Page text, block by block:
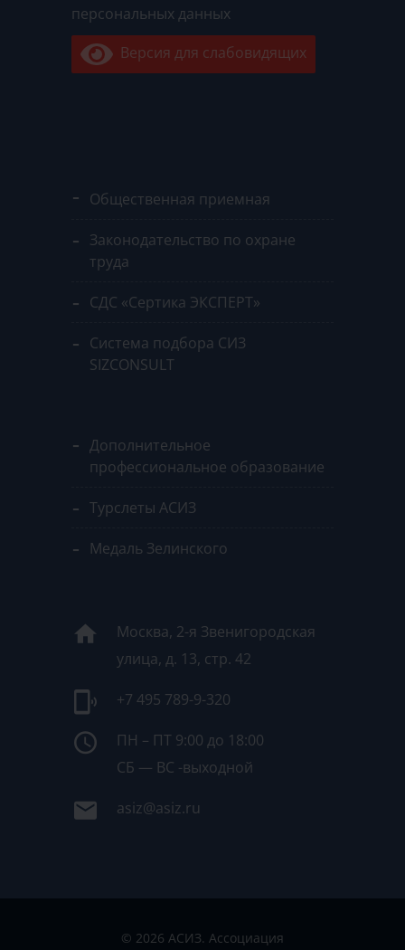
персональных данных
Версия для слабовидящих
Общественная приемная
Законодательство по охране
труда
СДС «Сертика ЭКСПЕРТ»
Система подбора СИЗ
SIZCONSULT
Дополнительное
профессиональное образование
Турслеты АСИЗ
Медаль Зелинского
Москва, 2-я Звенигородская
улица, д. 13, стр. 42
+7 495 789-9-320
ПН – ПТ 9:00 до 18:00
СБ — ВС -выходной
asiz@asiz.ru
© 2026 АСИЗ. Ассоциация